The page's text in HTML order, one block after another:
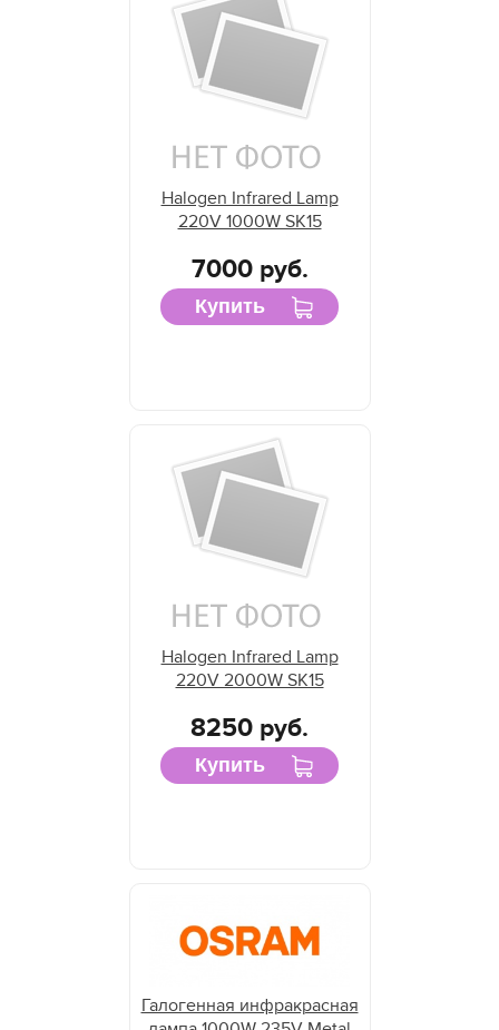
Halogen Infrared Lamp
220V 1000W SK15
7000 руб.
Купить
Halogen Infrared Lamp
220V 2000W SK15
8250 руб.
Купить
Галогенная инфракрасная